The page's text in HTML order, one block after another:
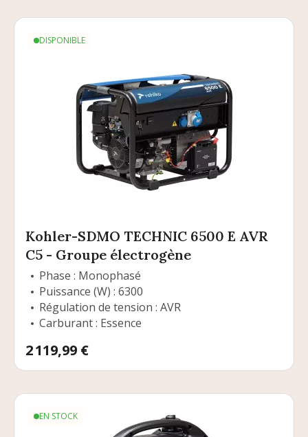
DISPONIBLE
Kohler-SDMO TECHNIC 6500 E AVR
C5 - Groupe électrogène
Phase : Monophasé
Puissance (W) : 6300
Régulation de tension : AVR
Carburant : Essence
Prix
2 119,99 €
EN STOCK